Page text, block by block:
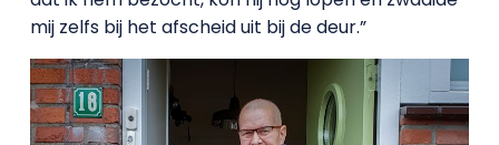
mij zelfs bij het afscheid uit bij de deur.”